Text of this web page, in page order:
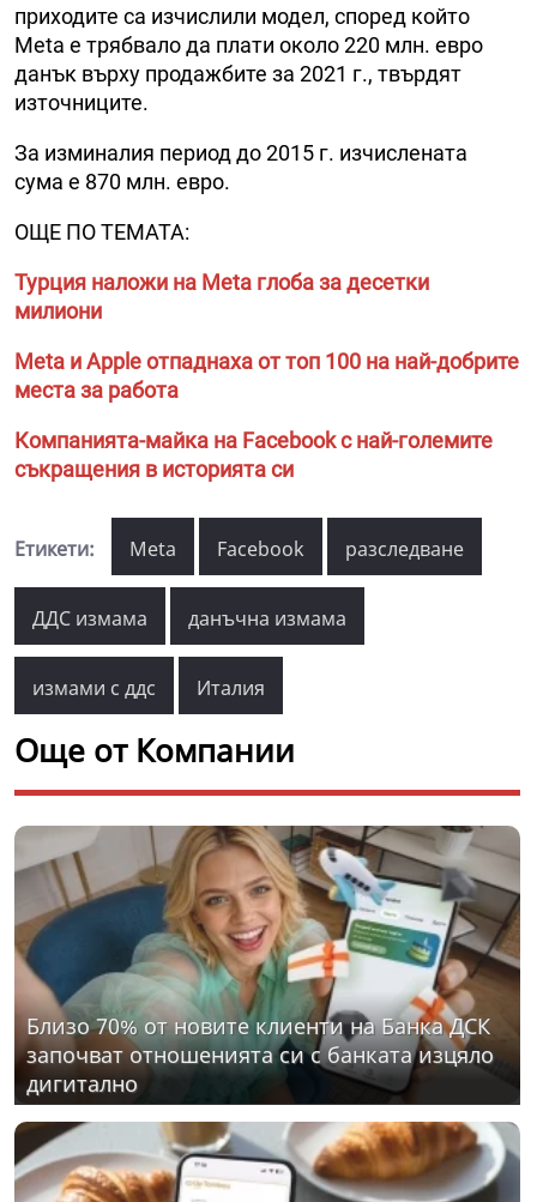
приходите са изчислили модел, според който
Meta е трябвало да плати около 220 млн. евро
данък върху продажбите за 2021 г., твърдят
източниците.
За изминалия период до 2015 г. изчислената
сума e 870 млн. евро.
ОЩЕ ПО ТЕМАТА:
Турция наложи на Meta глоба за десетки
милиони
Meta и Apple отпаднаха от топ 100 на най-добрите
места за работа
Компанията-майка на Facebook с най-големите
съкращения в историята си
Етикети: Meta Facebook разследване
ДДС измама данъчна измама
измами с ддс Италия
Още от Компании
Близо 70% от новите клиенти на Банка ДСК
започват отношенията си с банката изцяло
дигитално